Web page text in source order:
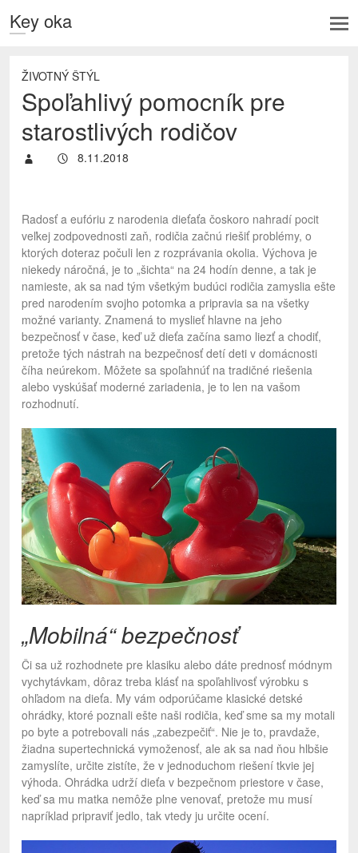
Key oka
ŽIVOTNÝ ŠTÝL
Spoľahlivý pomocník pre
starostlivých rodičov
8.11.2018
Radosť a eufóriu z narodenia dieťaťa čoskoro nahradí pocit
veľkej zodpovednosti zaň, rodičia začnú riešiť problémy, o
ktorých doteraz počuli len z rozprávania okolia. Výchova je
niekedy náročná, je to „šichta“ na 24 hodín denne, a tak je
namieste, ak sa nad tým všetkým budúci rodičia zamyslia ešte
pred narodením svojho potomka a pripravia sa na všetky
možné varianty. Znamená to myslieť hlavne na jeho
bezpečnosť v čase, keď už dieťa začína samo liezť a chodiť,
pretože tých nástrah na bezpečnosť detí deti v domácnosti
číha neúrekom. Môžete sa spoľahnúť na tradičné riešenia
alebo vyskúšať moderné zariadenia, je to len na vašom
rozhodnutí.
„Mobilná“ bezpečnosť
Či sa už rozhodnete pre klasiku alebo dáte prednosť módnym
vychytávkam, dôraz treba klásť na spoľahlivosť výrobku s
ohľadom na dieťa. My vám odporúčame klasické detské
ohrádky, ktoré poznali ešte naši rodičia, keď sme sa my motali
po byte a potrebovali nás „zabezpečiť“. Nie je to, pravdaže,
žiadna supertechnická vymoženosť, ale ak sa nad ňou hlbšie
zamyslíte, určite zistíte, že v jednoduchom riešení tkvie jej
výhoda. Ohrádka udrží dieťa v bezpečnom priestore v čase,
keď sa mu matka nemôže plne venovať, pretože mu musí
napríklad pripraviť jedlo, tak vtedy ju určite ocení.